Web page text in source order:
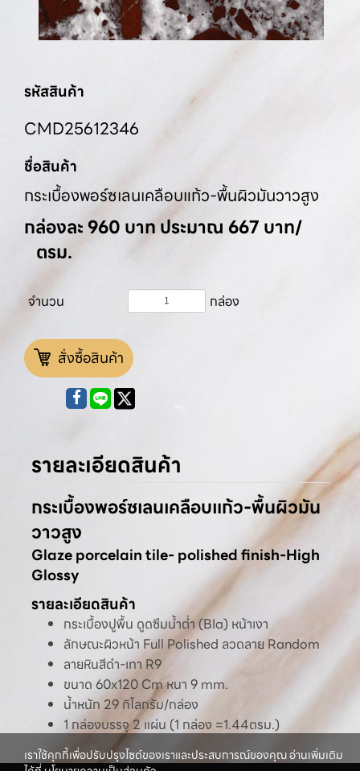
รหัสสินค้า
CMD25612346
ชื่อสินค้า
กระเบื้องพอร์ซเลนเคลือบแก้ว-พื้นผิวมันวาวสูง
กล่องละ 960 บาท ประมาณ 667 บาท/
ตรม.
จำนวน กล่อง
สั่งซื้อสินค้า
รายละเอียดสินค้า
กระเบื้องพอร์ซเลนเคลือบแก้ว-พื้นผิวมัน
วาวสูง
Glaze porcelain tile- polished finish-High
Glossy
รายละเอียดสินค้า
กระเบื้องปูพื้น ดูดซึมน้ำต่ำ (BIa) หน้าเงา
ลักษณะผิวหน้า Full Polished ลวดลาย Random
ลายหินสีดำ-เทา R9
ขนาด 60x120 Cm หนา 9 mm.
น้ำหนัก 29 กิโลกรัม/กล่อง
1 กล่องบรรจุ 2 แผ่น (1 กล่อง =1.44ตรม.)
เราใช้คุกกี้เพื่อปรับปรุงไซต์ของเราและประสบการณ์ของคุณ อ่านเพิ่มเติม